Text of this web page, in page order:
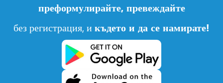
преформулирайте, превеждайте
без регистрация, икъдето и да се намирате!